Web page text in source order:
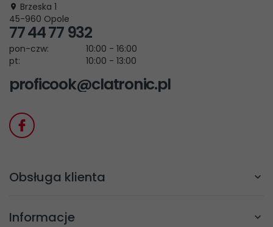
Brzeska 1
45-960 Opole
77 44 77 932
pon-czw:
10:00 - 16:00
pt:
10:00 - 13:00
proficook@clatronic.pl
Obsługa klienta
Informacje